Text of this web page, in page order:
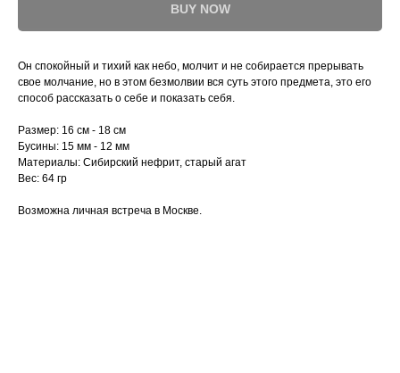
BUY NOW
Он спокойный и тихий как небо, молчит и не собирается прерывать
свое молчание, но в этом безмолвии вся суть этого предмета, это его
способ рассказать о себе и показать себя.
Размер: 16 см - 18 см
Бусины: 15 мм - 12 мм
Материалы: Сибирский нефрит, старый агат
Вес: 64 гр
Возможна личная встреча в Москве.